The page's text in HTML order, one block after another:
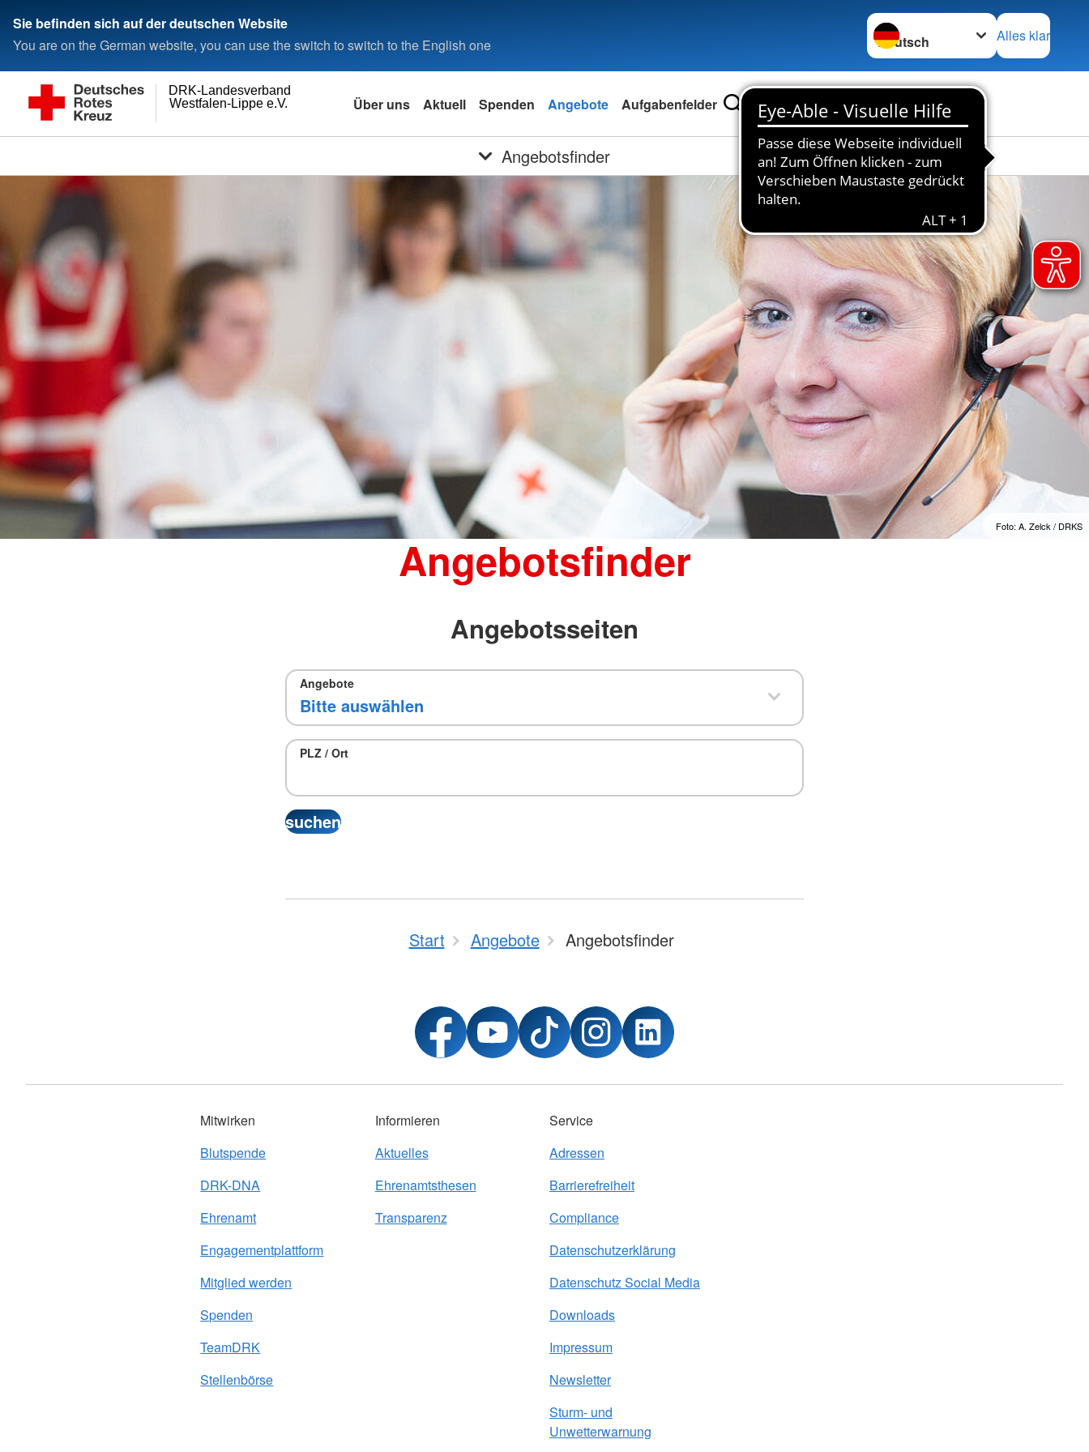
Sie befinden sich auf der deutschen Website
You are on the German website, you can use the switch to switch to the English one
Sprache wechseln zu
Alles klar
Westfalen-Lippe e.V.
DRK-Landesverband
Über uns Aktuell Spenden Angebote Aufgabenfelder
Angebotsfinder
Foto: A. Zelck / DRKS
Angebotsfinder
Angebotsseiten
Angebote
PLZ / Ort
Start Angebote Angebotsfinder
Mitwirken
Blutspende
DRK-DNA
Ehrenamt
Engagementplattform
Mitglied werden
Spenden
TeamDRK
Stellenbörse
Informieren
Aktuelles
Ehrenamtsthesen
Transparenz
Service
Adressen
Barrierefreiheit
Compliance
Datenschutzerklärung
Datenschutz Social Media
Downloads
Impressum
Newsletter
Sturm- und
Unwetterwarnung